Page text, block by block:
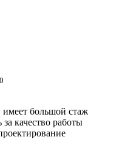
большой стаж
качество работы